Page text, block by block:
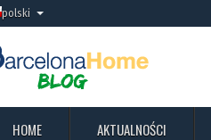
polski
HOME AKTUALNOŚCI